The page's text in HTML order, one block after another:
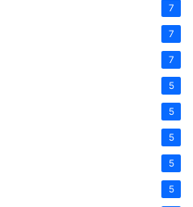
7
7
7
5
5
5
5
5